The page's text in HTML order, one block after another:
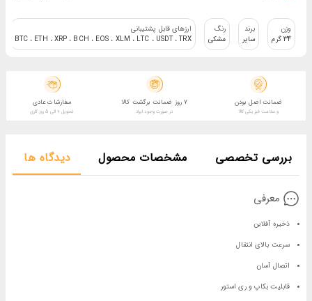
وزن
34 گرم
برند
سایر
رنگ
مشکی
ارزهای قابل پشتیبانی
BTC ، ETH ، XRP ، BCH ، EOS ، XLM ، LTC ، USDT ، TRX
ضمانت اصل بودن
و سلامت فیزیکی کالا
7 روز ضمانت برگشت کالا
در صورت وجود ایراد
سفارشات عادی
تحویل 2 الی 5 روز کاری
بررسی تخصصی مشخصات محصول دیدگاه ها
معرفی
ذخیره آفلاین
سرعت بالای انتقال
اتصال آسان
قابلیت بکاپ و ری استور